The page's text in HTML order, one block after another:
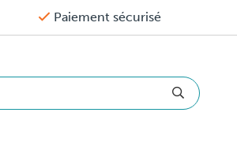
Paiement sécurisé